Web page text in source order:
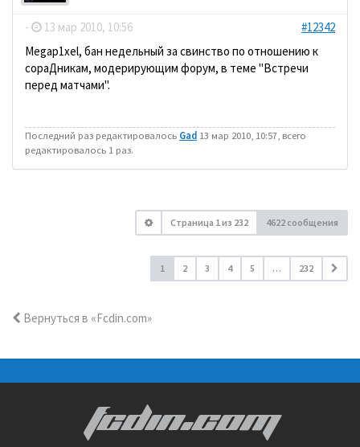
- 13 мар 2010, 10:56
#12342
Megap1xel, бан недельный за свинство по отношению к
сораДникам, модерирующим форум, в теме "Встречи
перед матчами".
Последний раз редактировалось Gad 13 мар 2010, 10:57, всего
редактировалось 1 раз.
Страница 1из 232 4622 сообщения
1 2 3 4 5 … 232
Вернуться в «Fcdin.com»
FCDIN.COM